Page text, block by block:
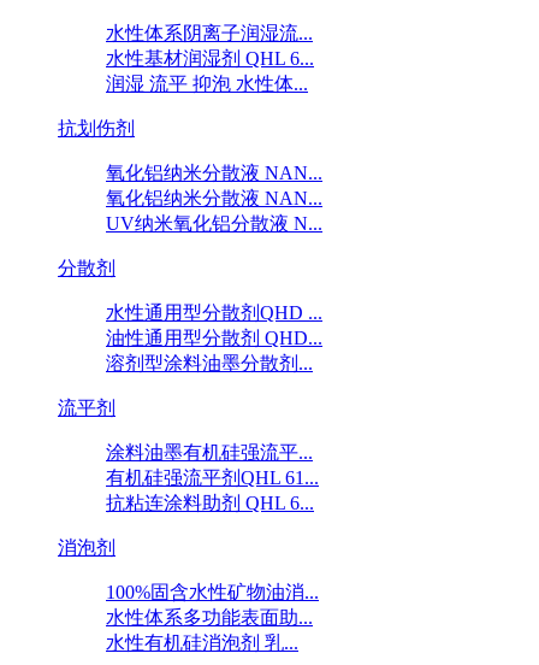
水性体系阴离子润湿流...
水性基材润湿剂 QHL 6...
润湿 流平 抑泡 水性体...
抗划伤剂
氧化铝纳米分散液 NAN...
氧化铝纳米分散液 NAN...
UV纳米氧化铝分散液 N...
分散剂
水性通用型分散剂QHD ...
油性通用型分散剂 QHD...
溶剂型涂料油墨分散剂...
流平剂
涂料油墨有机硅强流平...
有机硅强流平剂QHL 61...
抗粘连涂料助剂 QHL 6...
消泡剂
100%固含水性矿物油消...
水性体系多功能表面助...
水性有机硅消泡剂 乳...